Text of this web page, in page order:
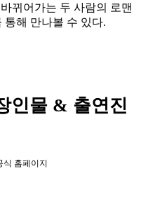
뀌어가는 두 사람의 로맨
통해 만나볼 수 있다.
인물 & 출연진
홈페이지